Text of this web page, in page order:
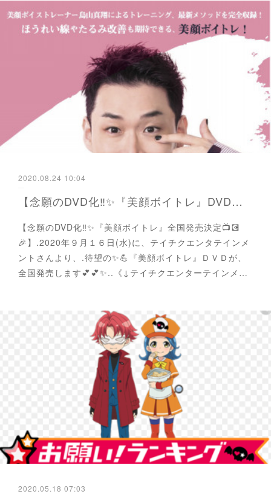
2020.08.24 10:04
【念願のDVD化‼️✨『美顔ボイトレ』DVD全国発売決定📺💽🎉】
【念願のDVD化‼️✨『美顔ボイトレ』全国発売決定📺💽
🎉】.2020年９月１６日(水)に、テイチクエンタテインメ
ントさんより、.待望の✨💪『美顔ボイトレ』ＤＶＤが、
全国発売します💕💕✨..《↓テイチクエンターテインメ…
2020.05.18 07:03